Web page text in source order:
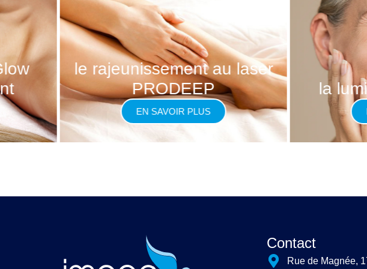
le rajeunissement au laser
PRODEEP
EN SAVOIR PLUS
la
Contact
Rue de Magnée,